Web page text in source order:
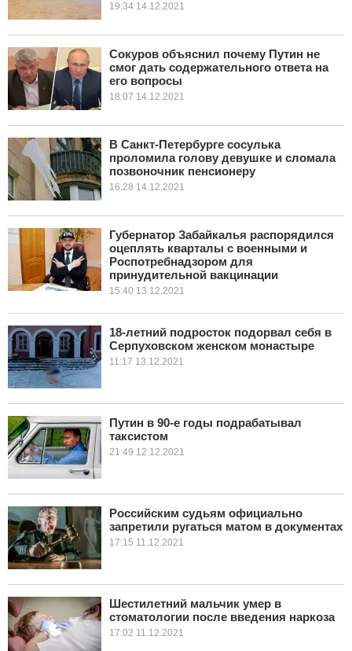
19:34 14.12.2021
Сокуров объяснил почему Путин не
смог дать содержательного ответа на
его вопросы
18:07 14.12.2021
В Санкт-Петербурге сосулька
проломила голову девушке и сломала
позвоночник пенсионеру
16:28 14.12.2021
Губернатор Забайкалья распорядился
оцеплять кварталы с военными и
Роспотребнадзором для
принудительной вакцинации
15:40 13.12.2021
18-летний подросток подорвал себя в
Серпуховском женском монастыре
11:17 13.12.2021
Путин в 90-е годы подрабатывал
таксистом
21:49 12.12.2021
Российским судьям официально
запретили ругаться матом в документах
17:15 11.12.2021
Шестилетний мальчик умер в
стоматологии после введения наркоза
17:02 11.12.2021